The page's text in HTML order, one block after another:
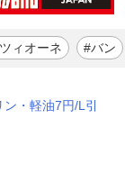
ィオーネ #バン
・軽油7円/L引